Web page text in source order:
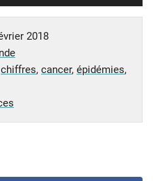
2018
chiffres, cancer, épidémies,